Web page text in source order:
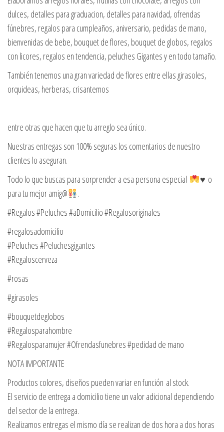
dulces, detalles para graduacion, detalles para navidad, ofrendas
fúnebres, regalos para cumpleaños, aniversario, pedidas de mano,
bienvenidas de bebe, bouquet de flores, bouquet de globos, regalos
con licores, regalos en tendencia, peluches Gigantes y en todo tamaño.
También tenemos una gran variedad de flores entre ellas girasoles,
orquideas, herberas, crisantemos
entre otras que hacen que tu arreglo sea único.
Nuestras entregas son 100% seguras los comentarios de nuestro
clientes lo aseguran.
Todo lo que buscas para sorprender a esa persona especial
♥️ o
para tu mejor amig@
.
#Regalos #Peluches #aDomicilio #Regalosoriginales
#regalosadomicilio
#Peluches #Peluchesgigantes
#Regaloscerveza
#rosas
#girasoles
#bouquetdeglobos
#Regalosparahombre
#Regalosparamujer #Ofrendasfunebres #pedidad de mano
NOTA IMPORTANTE
Productos colores, diseños pueden variar en función al stock.
El servicio de entrega a domicilio tiene un valor adicional dependiendo
del sector de la entrega.
Realizamos entregas el mismo día se realizan de dos hora a dos horas